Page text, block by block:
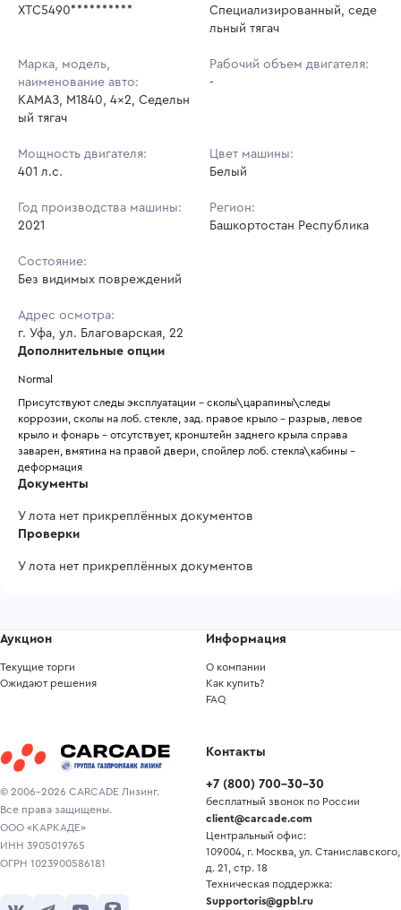
XTC5490**********
Специализированный, седе
льный тягач
Марка, модель,
наименование авто:
КАМАЗ, M1840, 4x2, Седельн
ый тягач
Рабочий объем двигателя:
-
Мощность двигателя:
401 л.с.
Цвет машины:
Белый
Год производства машины:
2021
Регион:
Башкортостан Республика
Состояние:
Без видимых повреждений
Адрес осмотра:
г. Уфа, ул. Благоварская, 22
Дополнительные опции
Normal
Присутствуют следы эксплуатации - сколы\царапины\следы
коррозии, сколы на лоб. стекле, зад. правое крыло - разрыв, левое
крыло и фонарь - отсутствует, кронштейн заднего крыла справа
заварен, вмятина на правой двери, спойлер лоб. стекла\кабины -
деформация
Документы
У лота нет прикреплённых документов
Проверки
У лота нет прикреплённых документов
© 2006-2026 CARCADE Лизинг.
Все права защищены.
ООО «КАРКАДЕ»
ИНН 3905019765
ОГРН 1023900586181
Аукцион
Текущие торги
Ожидают решения
Информация
О компании
Как купить?
FAQ
Контакты
+7 (800) 700-30-30
бесплатный звонок по России
client@carcade.com
Центральный офис:
109004, г. Москва, ул. Станиславского,
д. 21, стр. 18
Техническая поддержка:
Supportoris@gpbl.ru